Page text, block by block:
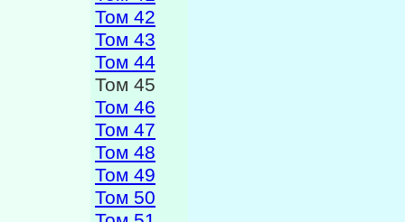
Том 42
Том 43
Том 44
Том 45
Том 46
Том 47
Том 48
Том 49
Том 50